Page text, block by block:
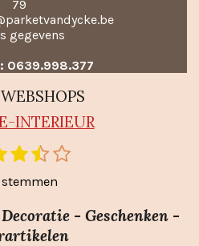
79
gegevens
: 0639.998.377
INTERIEUR
3
s
t
e
r
4
t
e
r
5
t
e
r
S
m
stemmen
- Geschenken -